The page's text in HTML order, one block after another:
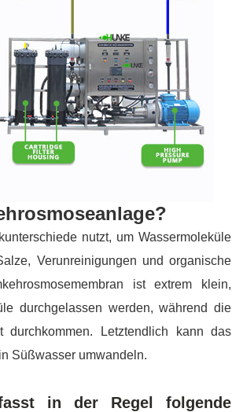
nutzt, um Wassermoleküle
Verunreinigungen und organische
ist extrem klein,
durchgelassen werden, während die
Letztendlich kann das
Süßwasser umwandeln.
in der Regel folgende